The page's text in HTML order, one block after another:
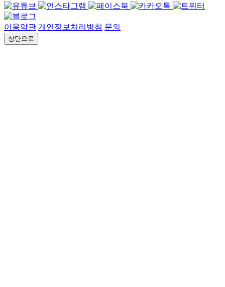
이용약관 개인정보처리방침 문의
상단으로